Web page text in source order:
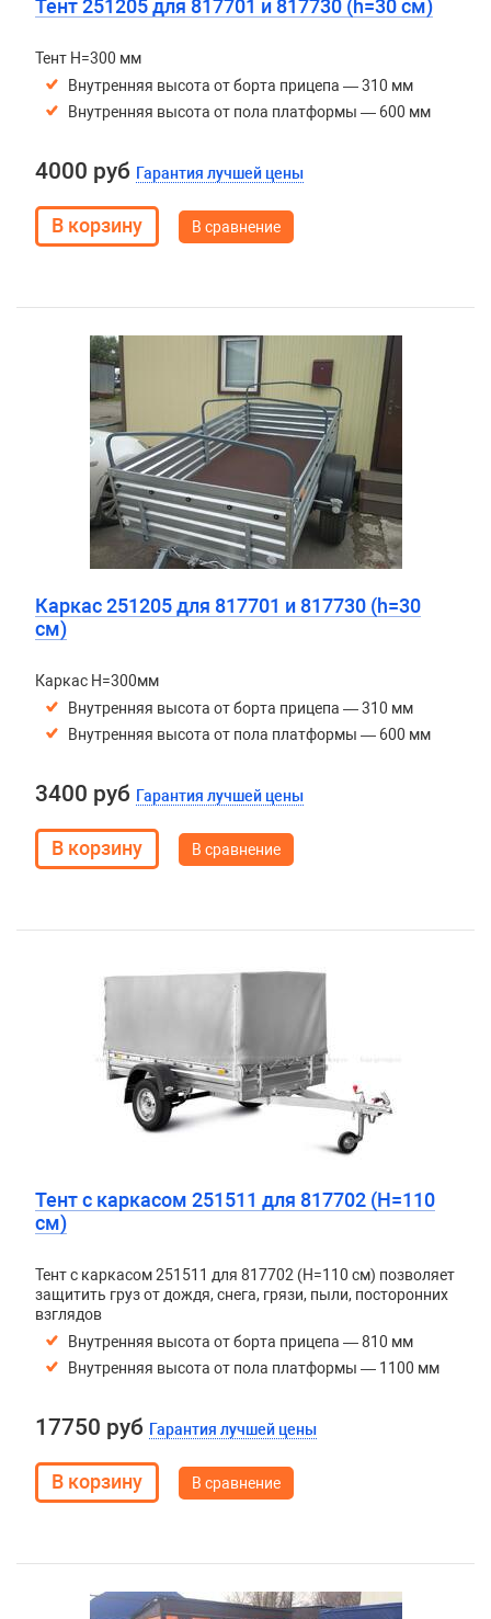
Тент 251205 для 817701 и 817730 (h=30 см)
Тент H=300 мм
Внутренняя высота от борта прицепа — 310 мм
Внутренняя высота от пола платформы — 600 мм
4000 руб Гарантия лучшей цены
В сравнение
Каркас 251205 для 817701 и 817730 (h=30
см)
Каркас H=300мм
Внутренняя высота от борта прицепа — 310 мм
Внутренняя высота от пола платформы — 600 мм
3400 руб Гарантия лучшей цены
В сравнение
Тент с каркасом 251511 для 817702 (H=110
см)
Тент с каркасом 251511 для 817702 (H=110 см) позволяет
защитить груз от дождя, снега, грязи, пыли, посторонних
взглядов
Внутренняя высота от борта прицепа — 810 мм
Внутренняя высота от пола платформы — 1100 мм
17750 руб Гарантия лучшей цены
В сравнение